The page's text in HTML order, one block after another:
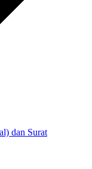
dan Surat